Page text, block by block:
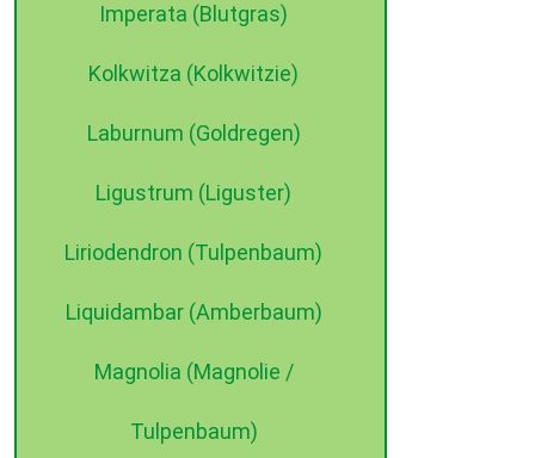
Imperata (Blutgras)
Kolkwitza (Kolkwitzie)
Laburnum (Goldregen)
Ligustrum (Liguster)
Liriodendron (Tulpenbaum)
Liquidambar (Amberbaum)
Magnolia (Magnolie /
Tulpenbaum)